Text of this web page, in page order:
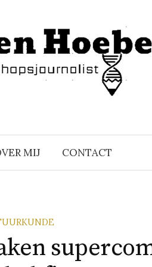
MIJ CONTACT